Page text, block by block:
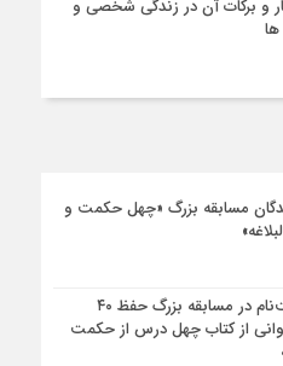
و برکات آن در زندگی شخصی و
مسابقه بزرگ «چهل حکمت و
پایان مهلت ثبت‌نام در مسابقه بزرگ حفظ ۴۰
از کتاب چهل درس از حکمت